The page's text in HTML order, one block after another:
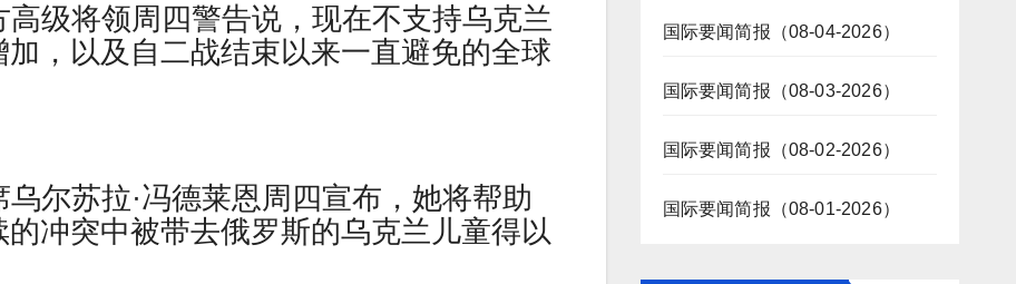
级将领周四警告说，现在不支持乌克兰
，以及自二战结束以来一直避免的全球
尔苏拉·冯德莱恩周四宣布，她将帮助
冲突中被带去俄罗斯的乌克兰儿童得以
国际要闻简报（08-04-2026）
国际要闻简报（08-03-2026）
国际要闻简报（08-02-2026）
国际要闻简报（08-01-2026）